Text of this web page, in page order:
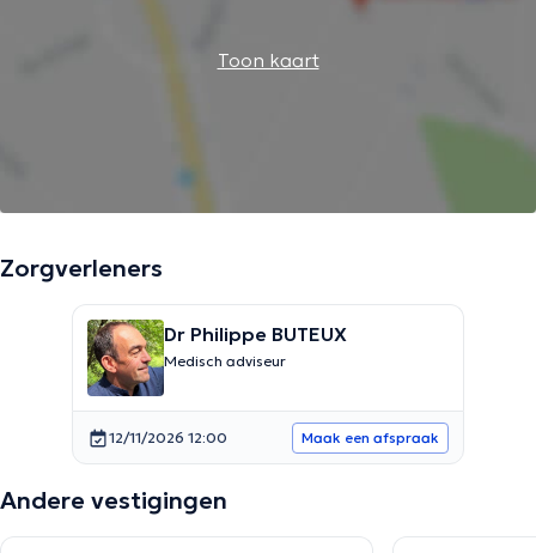
Toon kaart
Zorgverleners
Dr Philippe BUTEUX
Medisch adviseur
12/11/2026 12:00 Maak een afspraak
Andere vestigingen